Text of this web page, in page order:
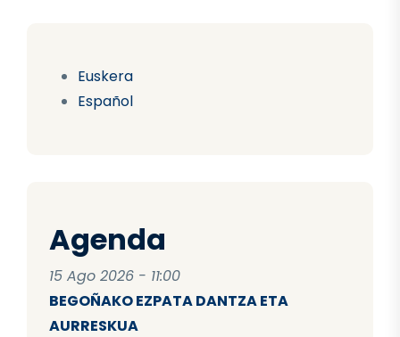
Euskera
Español
Agenda
15 Ago 2026 - 11:00
BEGOÑAKO EZPATA DANTZA ETA
AURRESKUA